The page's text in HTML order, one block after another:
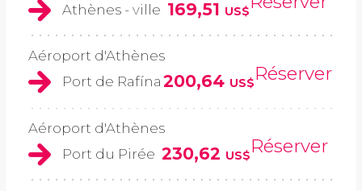
Athènes - ville 169,51 US$
Aéroport d'Athènes
Port de Rafína 200,64 US$Réserver
Aéroport d'Athènes
Port du Pirée 230,62 US$Réserver